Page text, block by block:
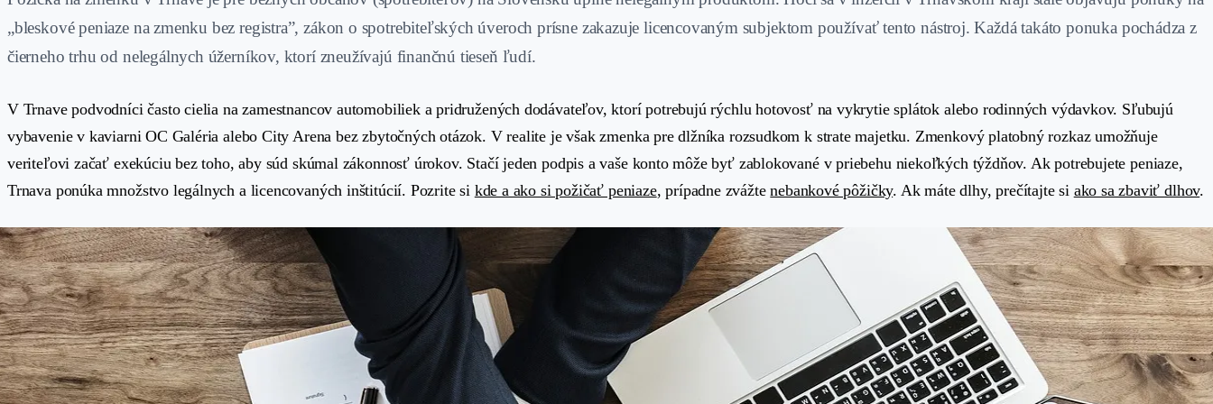
„bleskové peniaze na zmenku bez registra”, zákon o spotrebiteľských úveroch prísne zakazuje licencovaným subjektom používať tento nástroj. Každá takáto ponuka pochádza z
čierneho trhu od nelegálnych úžerníkov, ktorí zneužívajú finančnú tieseň ľudí.
V Trnave podvodníci často cielia na zamestnancov automobiliek a pridružených dodávateľov, ktorí potrebujú rýchlu hotovosť na vykrytie splátok alebo rodinných výdavkov. Sľubujú
vybavenie v kaviarni OC Galéria alebo City Arena bez zbytočných otázok. V realite je však zmenka pre dlžníka rozsudkom k strate majetku. Zmenkový platobný rozkaz umožňuje
veriteľovi začať exekúciu bez toho, aby súd skúmal zákonnosť úrokov. Stačí jeden podpis a vaše konto môže byť zablokované v priebehu niekoľkých týždňov. Ak potrebujete peniaze,
Trnava ponúka množstvo legálnych a licencovaných inštitúcií. Pozrite si kde a ako si požičať peniaze, prípadne zvážtenebankové pôžičky. Ak máte dlhy, prečítajte si ako sa zbaviť dlhov.